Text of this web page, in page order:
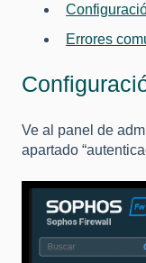
Errores
Ve al panel de
apartado